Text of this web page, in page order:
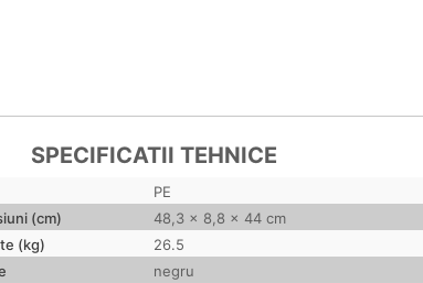
SPECIFICATII TEHNICE
PE
(cm)
48,3 x 8,8 x 44 cm
(kg)
26.5
negru